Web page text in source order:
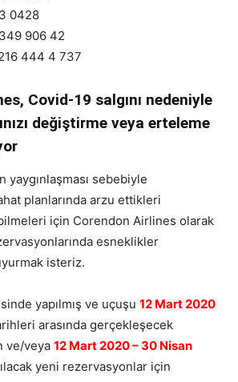
0428
906 42
444 4 737
Covid-19 salgını nedeniyle
değiştirme veya erteleme
yaygınlaşması sebebiyle
planlarında arzu ettikleri
için Corendon Airlines olarak
esneklikler
isteriz.
yapılmış ve uçuşu 12 Mart 2020
arasında gerçekleşecek
ve/veya 12 Mart 2020 – 30 Nisan
yeni rezervasyonlar için